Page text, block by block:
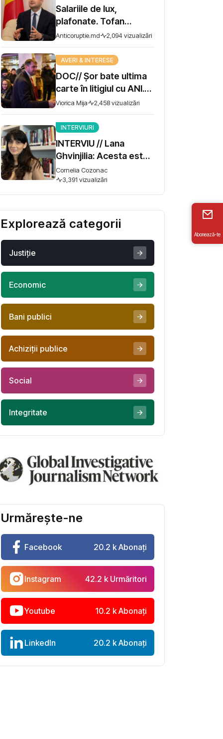
Salariile de lux,
plafonate. Tofan
propune moratoriu
pentru prime și
bonusuri
Anticoruptie.md 2,094 vizualizări
AVERI & INTERESE
DOC// Șor bate ultima
carte în litigiul cu ANI.
Miza - 10 milioane de lei
Viorica Mija 2,458 vizualizări
INTERVIURI
INTERVIU // Lana
Ghvinjilia: Acesta este
și războiul nostru. Fără
victoria Ucrainei,
Georgia nu se poate
Cornelia Cozonac
3,391 vizualizări
Explorează categorii
Justiţie
Economic
Bani publici
Achiziţii publice
Social
Integritate
Urmărește-ne
Facebook 20.2 k Abonați
Instagram 42.2 k Urmăritori
Youtube 10.2 k Abonați
LinkedIn 20.2 k Abonați
Abonează-te